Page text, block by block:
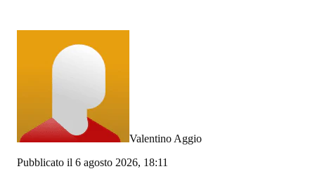
Valentino Aggio
Pubblicato il 6 agosto 2026, 18:11